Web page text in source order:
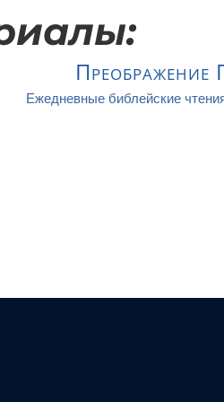
Преображение
Ежедневные библейские